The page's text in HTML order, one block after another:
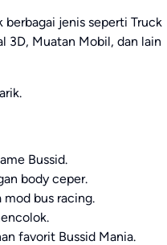
berbagai jenis seperti Truck
3D, Muatan Mobil, dan lain
Bussid.
body ceper.
mod bus racing.
favorit Bussid Mania.